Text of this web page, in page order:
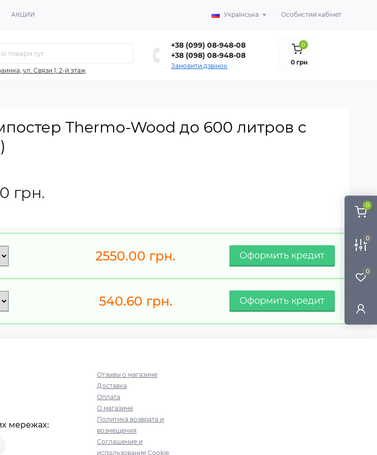
0
0
0
АКЦИИ Українська Особистий кабінет
ул. Связи 1, 2-й этаж
+38 (099) 08-948-08
+38 (098) 08-948-08
Замовити дзвінок
0
0 грн
Thermo-Wood до 600 литров с
грн.
2550.00 грн.
540.60 грн.
мережах:
Отзывы о магазине
Доставка
Оплата
О магазине
Политика возврата и
возмещения
Соглашение и
использование Cookie